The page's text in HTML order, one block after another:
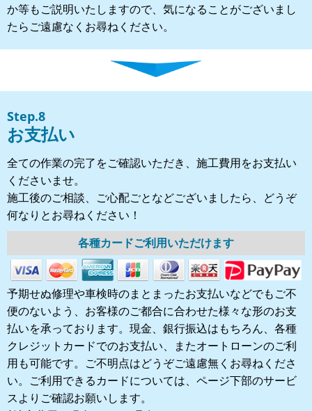
か等もご説明いたしますので、気になることがございまし
たらご遠慮なくお尋ねください。
Step.8
お支払い
全ての作業の完了をご確認いただき、施工費用をお支払い
くださいませ。
施工後のご相談、ご心配ごとなどございましたら、どうぞ
何なりとお尋ねください！
各種カードご利用いただけます
予期せぬ修理や車検時のまとまったお支払いなどでもご不
便のないよう、お客様のご都合に合わせた様々な形のお支
払いを承っております。現金、銀行振込はもちろん、各種
クレジットカードでのお支払い、またオートローンのご利
用も可能です。ご不明点はどうぞご遠慮無くお尋ねくださ
い。ご利用できるカードについては、ページ下部のサービ
スよりご確認お願いします。